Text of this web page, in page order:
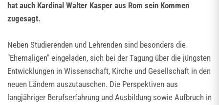
hat auch Kardinal Walter Kasper aus Rom sein Kommen
zugesagt.
Neben Studierenden und Lehrenden sind besonders die
"Ehemaligen" eingeladen, sich bei der Tagung über die jüngsten
Entwicklungen in Wissenschaft, Kirche und Gesellschaft in den
neuen Ländern auszutauschen. Die Perspektiven aus
langjähriger Berufserfahrung und Ausbildung sowie Aufbruch in